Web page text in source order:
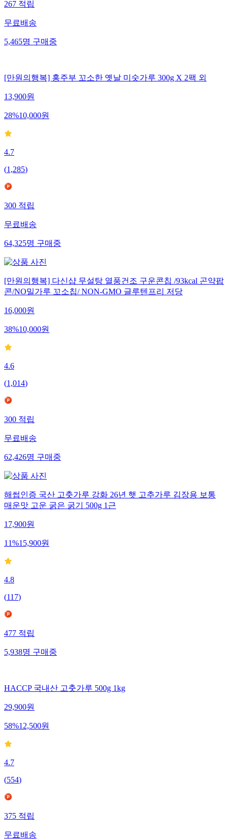
267 적립
무료배송
5,465명 구매중
[만원의행복] 홍주부 꼬소한 옛날 미숫가루 300g X 2팩 외
13,900원
28%10,000원
4.7
(1,285)
300 적립
무료배송
64,325명 구매중
[만원의행복] 다신샵 무설탕 열풍건조 구운콘칩 /93kcal 곤약팝
콘/NO밀가루 꼬소칩/ NON-GMO 글루텐프리 저당
16,000원
38%10,000원
4.6
(1,014)
300 적립
무료배송
62,426명 구매중
해썹인증 국산 고춧가루 강화 26년 햇 고추가루 김장용 보통
매운맛 고운 굵은 굵기 500g 1근
17,900원
11%15,900원
4.8
(117)
477 적립
5,938명 구매중
HACCP 국내산 고춧가루 500g 1kg
29,900원
58%12,500원
4.7
(554)
375 적립
무료배송